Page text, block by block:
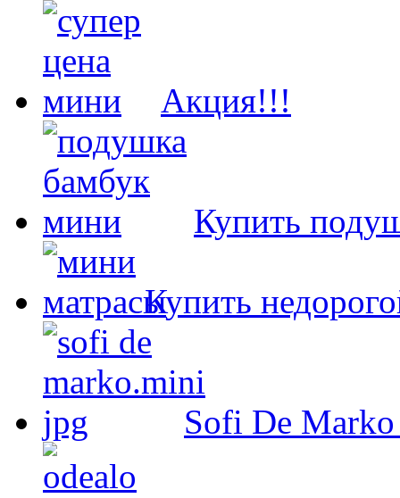
Акция!!!
Купить
Купить
Sofi De